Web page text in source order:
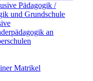
Pädagogik /
und Grundschule
an
Matrikel